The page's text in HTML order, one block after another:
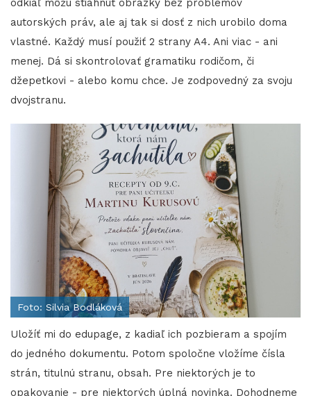
odkiaľ môžu stiahnúť obrázky bez problémov
autorských práv, ale aj tak si dosť z nich urobilo doma
vlastné. Každý musí použiť 2 strany A4. Ani viac - ani
menej. Dá si skontrolovať gramatiku rodičom, či
džepetkovi - alebo komu chce. Je zodpovedný za svoju
dvojstranu.
Foto: Silvia Bodláková
Uložíť mi do edupage, z kadiaľ ich pozbieram a spojím
do jedného dokumentu. Potom spoločne vložíme čísla
strán, titulnú stranu, obsah. Pre niektorých je to
opakovanie - pre niektorých úplná novinka. Dohodneme